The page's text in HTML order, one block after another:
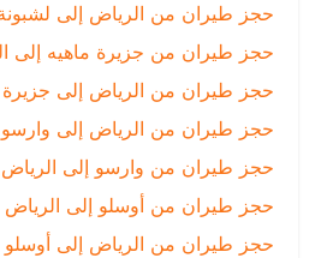
حجز طيران من الرياض إلى لشبونة |
حجز طيران من جزيرة ماهيه إلى الرياض
حجز طيران من الرياض إلى جزيرة ماهيه
حجز طيران من الرياض إلى وارسو
|
حجز طيران من وارسو إلى الرياض
|
حجز طيران من أوسلو إلى الرياض
|
حجز طيران من الرياض إلى أوسلو
|